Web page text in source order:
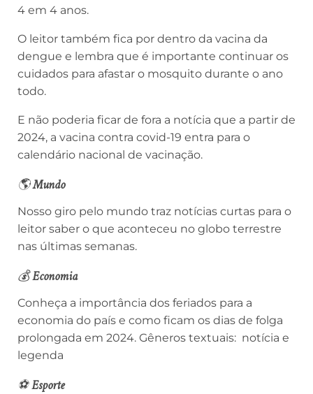
4 em 4 anos.
O leitor também fica por dentro da vacina da
dengue e lembra que é importante continuar os
cuidados para afastar o mosquito durante o ano
todo.
E não poderia ficar de fora a notícia que a partir de
2024, a vacina contra covid-19 entra para o
calendário nacional de vacinação.
🌎Mundo
Nosso giro pelo mundo traz notícias curtas para o
leitor saber o que aconteceu no globo terrestre
nas últimas semanas.
💰Economia
Conheça a importância dos feriados para a
economia do país e como ficam os dias de folga
prolongada em 2024. Gêneros textuais: notícia e
legenda
⚽Esporte